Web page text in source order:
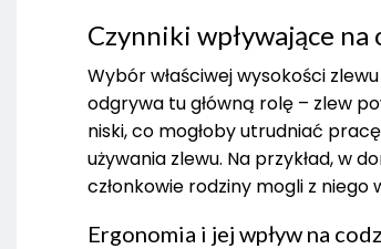
Czynniki wpływające
Wybór właściwej wysokości
odgrywa tu główną rolę – zlew
niski, co mogłoby utrudniać
używania zlewu. Na przykład, w
członkowie rodziny mogli z niego
Ergonomia i jej wpływ na